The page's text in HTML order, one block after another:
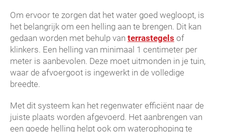
Om ervoor te zorgen dat het water goed wegloopt, is
het belangrijk om een helling aan te brengen. Dit kan
gedaan worden met behulp van terrastegels of
klinkers. Een helling van minimaal 1 centimeter per
meter is aanbevolen. Deze moet uitmonden in je tuin,
waar de afvoergoot is ingewerkt in de volledige
breedte.
Met dit systeem kan het regenwater efficiënt naar de
juiste plaats worden afgevoerd. Het aanbrengen van
een goede helling helpt ook om waterophoping te